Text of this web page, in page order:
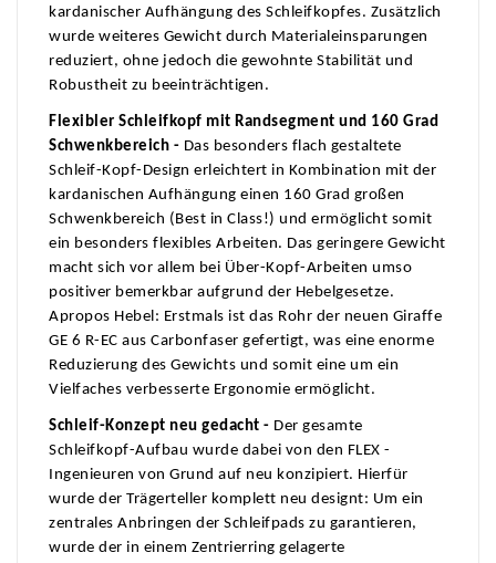
kardanischer Aufhängung des Schleifkopfes. Zusätzlich
wurde weiteres Gewicht durch Materialeinsparungen
reduziert, ohne jedoch die gewohnte Stabilität und
Robustheit zu beeinträchtigen.
Flexibler Schleifkopf mit Randsegment und 160 Grad
Schwenkbereich - Das besonders flach gestaltete
Schleif-Kopf-Design erleichtert in Kombination mit der
kardanischen Aufhängung einen 160 Grad großen
Schwenkbereich (Best in Class!) und ermöglicht somit
ein besonders flexibles Arbeiten. Das geringere Gewicht
macht sich vor allem bei Über-Kopf-Arbeiten umso
positiver bemerkbar aufgrund der Hebelgesetze.
Apropos Hebel: Erstmals ist das Rohr der neuen Giraffe
GE 6 R-EC aus Carbonfaser gefertigt, was eine enorme
Reduzierung des Gewichts und somit eine um ein
Vielfaches verbesserte Ergonomie ermöglicht.
Schleif-Konzept neu gedacht - Der gesamte
Schleifkopf-Aufbau wurde dabei von den FLEX -
Ingenieuren von Grund auf neu konzipiert. Hierfür
wurde der Trägerteller komplett neu designt: Um ein
zentrales Anbringen der Schleifpads zu garantieren,
wurde der in einem Zentrierring gelagerte